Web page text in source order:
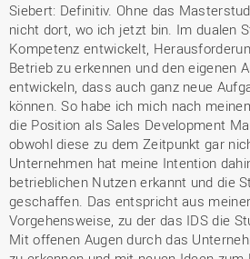
Siebert: Definitiv. Ohne das
nicht dort, wo ich jetzt bin. Im dualen
Kompetenz entwickelt,
Betrieb zu erkennen und den eigenen
entwickeln, dass auch ganz neue
können. So habe ich mich nach
die Position als Sales Development
obwohl diese zu dem Zeitpunkt gar
Unternehmen hat meine Intention
betrieblichen Nutzen erkannt und die
geschaffen. Das entspricht aus
Vorgehensweise, zu der das IDS die
Mit offenen Augen durch das